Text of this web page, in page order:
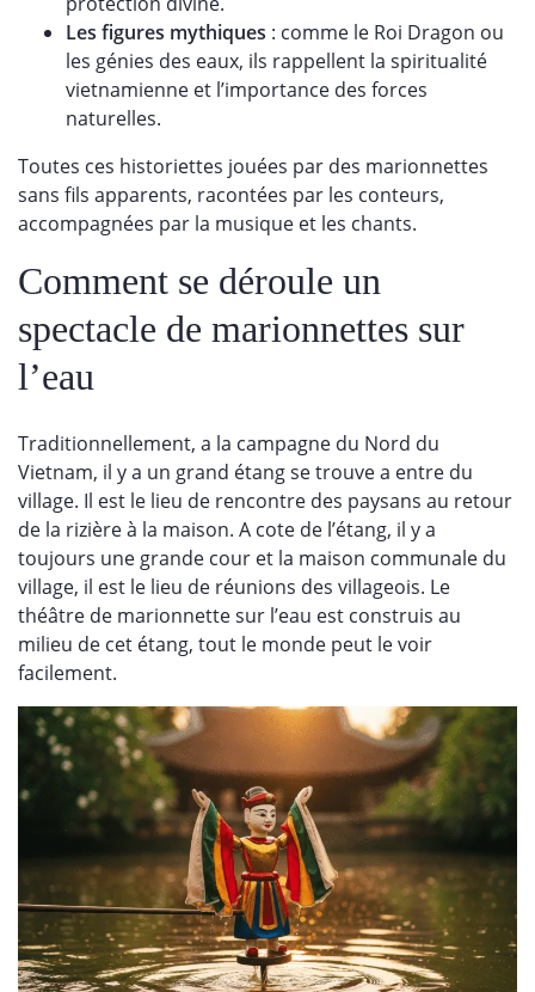
Les figures mythiques : comme le Roi Dragon ou
les génies des eaux, ils rappellent la spiritualité
vietnamienne et l’importance des forces
naturelles.
Toutes ces historiettes jouées par des marionnettes
sans fils apparents, racontées par les conteurs,
accompagnées par la musique et les chants.
Comment se déroule un
spectacle de marionnettes sur
l’eau
Traditionnellement, a la campagne du Nord du
Vietnam, il y a un grand étang se trouve a entre du
village. Il est le lieu de rencontre des paysans au retour
de la rizière à la maison. A cote de l’étang, il y a
toujours une grande cour et la maison communale du
village, il est le lieu de réunions des villageois. Le
théâtre de marionnette sur l’eau est construis au
milieu de cet étang, tout le monde peut le voir
facilement.